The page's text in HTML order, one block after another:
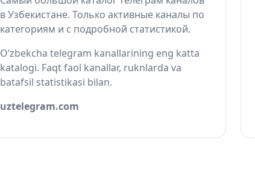
в Узбекистане. Только активные каналы по
категориям и с подробной статистикой.
O‘zbekcha telegram kanallarining eng katta
katalogi. Faqt faol kanallar, ruknlarda va
batafsil statistikasi bilan.
uztelegram.com